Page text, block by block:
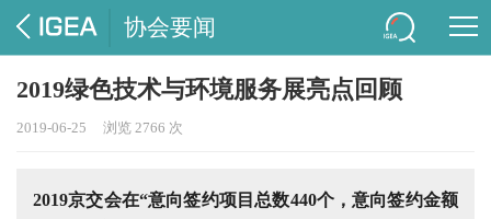
协会要闻
2019绿色技术与环境服务展亮点回顾
2019-06-25 浏览 2766 次
2019京交会在“意向签约项目总数440个，意向签约金额